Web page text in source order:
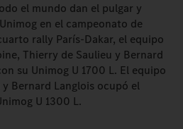
el mundo dan el pulgar y
en el campeonato de
rally París-Dakar, el equipo
Thierry de Saulieu y Bernard
su Unimog U 1700 L. El equipo
Bernard Langlois ocupó el
U 1300 L.